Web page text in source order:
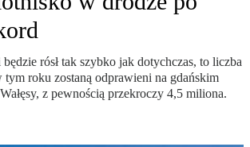
będzie rósł tak szybko jak dotychczas, to liczba
tym roku zostaną odprawieni na gdańskim
z pewnością przekroczy 4,5 miliona.